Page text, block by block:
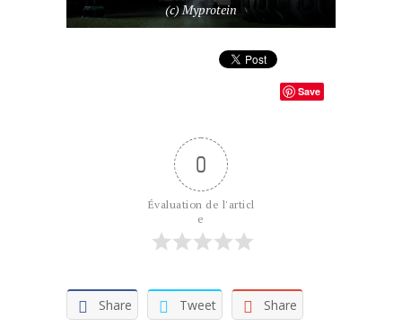
(c) Myprotein
Save
0
Évaluation de l'articl
e
Share Tweet Share